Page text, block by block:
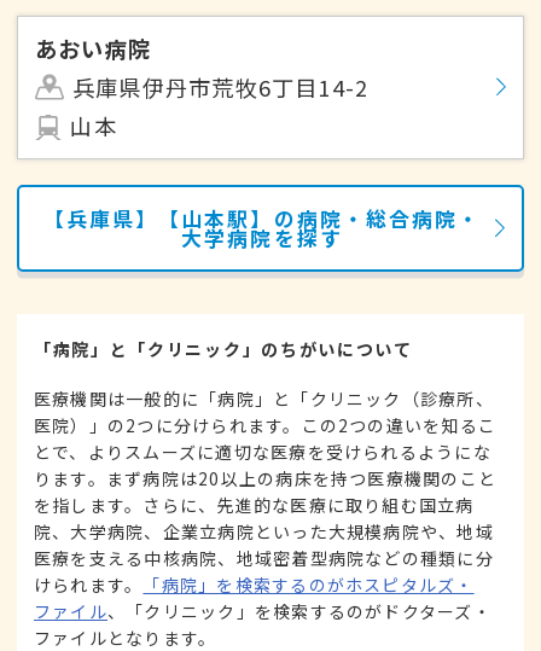
あおい病院
兵庫県伊丹市荒牧6丁目14-2
山本
【兵庫県】【山本駅】の病院・総合病院・
大学病院を探す
「病院」と「クリニック」のちがいについて
医療機関は一般的に「病院」と「クリニック（診療所、
医院）」の2つに分けられます。この2つの違いを知るこ
とで、よりスムーズに適切な医療を受けられるようにな
ります。まず病院は20以上の病床を持つ医療機関のこと
を指します。さらに、先進的な医療に取り組む国立病
院、大学病院、企業立病院といった大規模病院や、地域
医療を支える中核病院、地域密着型病院などの種類に分
けられます。
「病院」を検索するのがホスピタルズ・
ファイル、「クリニック」を検索するのがドクターズ・
ファイルとなります。